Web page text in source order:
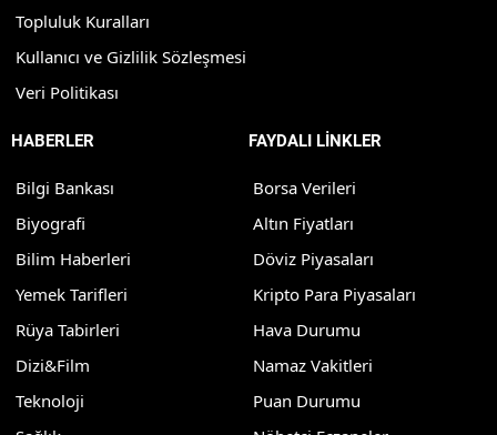
Topluluk Kuralları
Kullanıcı ve Gizlilik Sözleşmesi
Veri Politikası
HABERLER
Bilgi Bankası
Biyografi
Bilim Haberleri
Yemek Tarifleri
Rüya Tabirleri
Dizi&Film
Teknoloji
FAYDALI LİNKLER
Borsa Verileri
Altın Fiyatları
Döviz Piyasaları
Kripto Para Piyasaları
Hava Durumu
Namaz Vakitleri
Puan Durumu